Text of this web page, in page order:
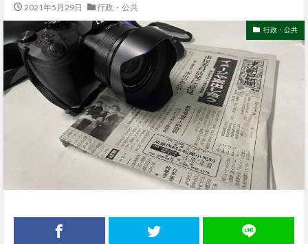
2021年5月29日 行政・公共
行政・公共